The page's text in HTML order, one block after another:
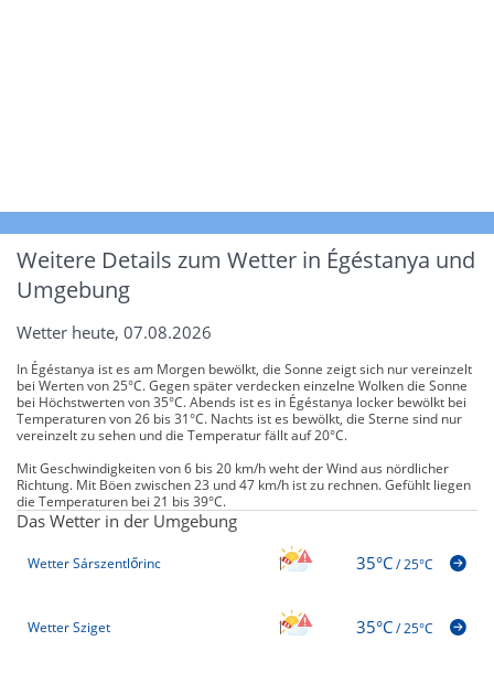
Weitere Details zum Wetter in Égéstanya und
Umgebung
Wetter heute, 07.08.2026
In Égéstanya ist es am Morgen bewölkt, die Sonne zeigt sich nur vereinzelt
bei Werten von 25°C. Gegen später verdecken einzelne Wolken die Sonne
bei Höchstwerten von 35°C. Abends ist es in Égéstanya locker bewölkt bei
Temperaturen von 26 bis 31°C. Nachts ist es bewölkt, die Sterne sind nur
vereinzelt zu sehen und die Temperatur fällt auf 20°C.
Mit Geschwindigkeiten von 6 bis 20 km/h weht der Wind aus nördlicher
Richtung. Mit Böen zwischen 23 und 47 km/h ist zu rechnen. Gefühlt liegen
die Temperaturen bei 21 bis 39°C.
Das Wetter in der Umgebung
Wetter Sárszentlőrinc 35°C/25°C
Wetter Sziget 35°C/25°C